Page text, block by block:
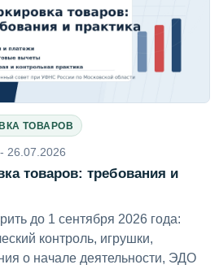
ТОВАРОВ
26.07.2026
товаров: требования и
до 1 сентября 2026 года:
контроль, игрушки,
о начале деятельности, ЭДО